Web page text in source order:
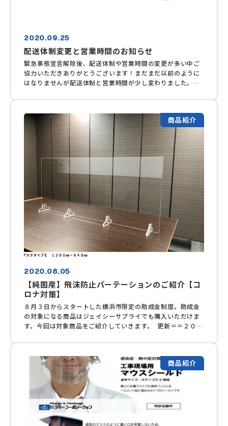
2020.09.25
配送体制変更と営業時間のお知らせ
緊急事態宣言解除後、配送体制や営業時間の変更が多い中ご
協力いただきありがとうございます！まだまだ以前のように
はなりませんが配送体制と営業時間が少し変わりました。下
社営業担当までお問い合わせください。
商品紹介
2020.08.05
【純国産】飛沫防止パーテーションのご紹介【コ
ロナ対策】
８月３日からスタートした横浜市限定の助成金制度。助成金
の対象になる商品はジェイシーサプライでも購入いただけま
す。今回は対象商品をご紹介していきます。 更新＝＝２０２
受付を終了しています。ご了承ください。 社内や応接室な
ど場所を選ばず簡単に設置ができます。種類は４種類。設置
する場所に合わせてお選びいただけます。 スタンダードな
据え置きタイプです。移動・設置もラクラクです。高さ６０
０㎜、幅は５４０㎜～１２００㎜まで５種類あります。 下
の中央部分が開口しているタイプです。高さが一番高い商品
です。高さ８００㎜、幅は８００㎜と１１００㎜の２種類で
す。開口がないタイプもあります。 デスクにあるつい立に
ジョイントできるタイプです。高さ３５０㎜、幅は６８０㎜
商品紹介